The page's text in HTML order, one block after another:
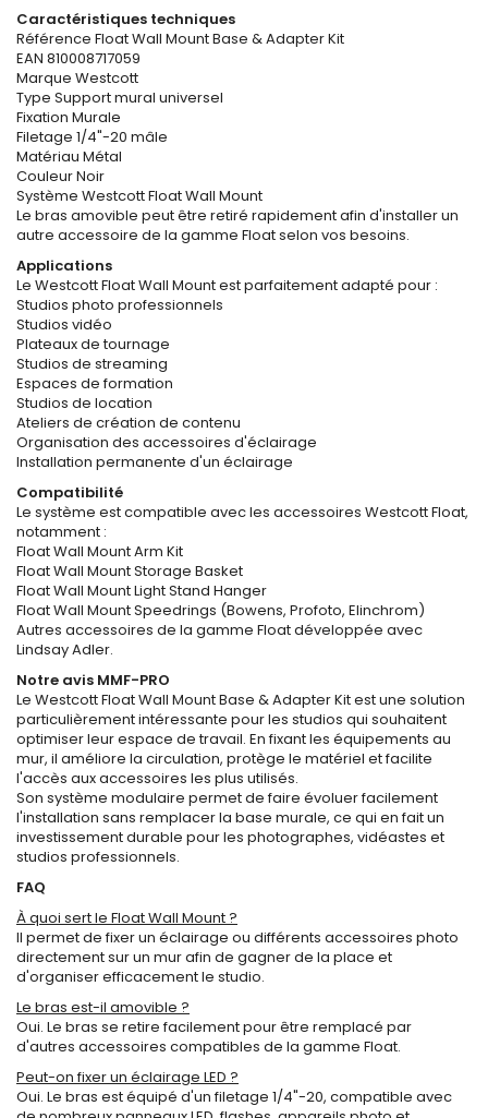
Caractéristiques techniques
Référence Float Wall Mount Base & Adapter Kit
EAN 810008717059
Marque Westcott
Type Support mural universel
Fixation Murale
Filetage 1/4"-20 mâle
Matériau Métal
Couleur Noir
Système Westcott Float Wall Mount
Le bras amovible peut être retiré rapidement afin d'installer un
autre accessoire de la gamme Float selon vos besoins.
Applications
Le Westcott Float Wall Mount est parfaitement adapté pour :
Studios photo professionnels
Studios vidéo
Plateaux de tournage
Studios de streaming
Espaces de formation
Studios de location
Ateliers de création de contenu
Organisation des accessoires d'éclairage
Installation permanente d'un éclairage
Compatibilité
Le système est compatible avec les accessoires Westcott Float,
notamment :
Float Wall Mount Arm Kit
Float Wall Mount Storage Basket
Float Wall Mount Light Stand Hanger
Float Wall Mount Speedrings (Bowens, Profoto, Elinchrom)
Autres accessoires de la gamme Float développée avec
Lindsay Adler.
Notre avis MMF-PRO
Le Westcott Float Wall Mount Base & Adapter Kit est une solution
particulièrement intéressante pour les studios qui souhaitent
optimiser leur espace de travail. En fixant les équipements au
mur, il améliore la circulation, protège le matériel et facilite
l'accès aux accessoires les plus utilisés.
Son système modulaire permet de faire évoluer facilement
l'installation sans remplacer la base murale, ce qui en fait un
investissement durable pour les photographes, vidéastes et
studios professionnels.
FAQ
À quoi sert le Float Wall Mount ?
Il permet de fixer un éclairage ou différents accessoires photo
directement sur un mur afin de gagner de la place et
d'organiser efficacement le studio.
Le bras est-il amovible ?
Oui. Le bras se retire facilement pour être remplacé par
d'autres accessoires compatibles de la gamme Float.
Peut-on fixer un éclairage LED ?
Oui. Le bras est équipé d'un filetage 1/4"-20, compatible avec